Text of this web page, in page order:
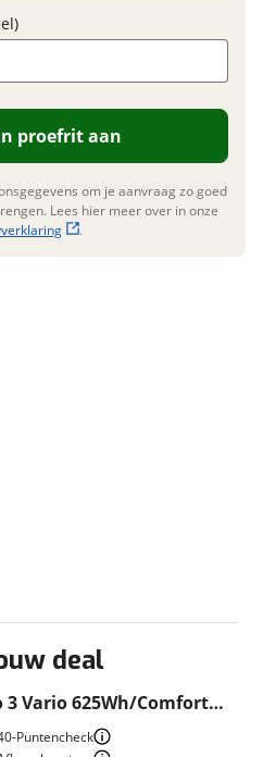
deal
3 Vario 625Wh/Comfort
Metallic 51cm 2022
Puntencheck
proefrit aan
om je aanvraag zo goed
Lees hier meer over in onze
.